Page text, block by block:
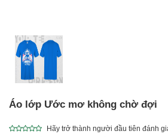
Áo lớp Ước mơ không chờ đợi
Hãy trở thành người đầu tiên đánh